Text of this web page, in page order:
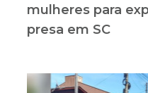
mulheres para
presa em SC